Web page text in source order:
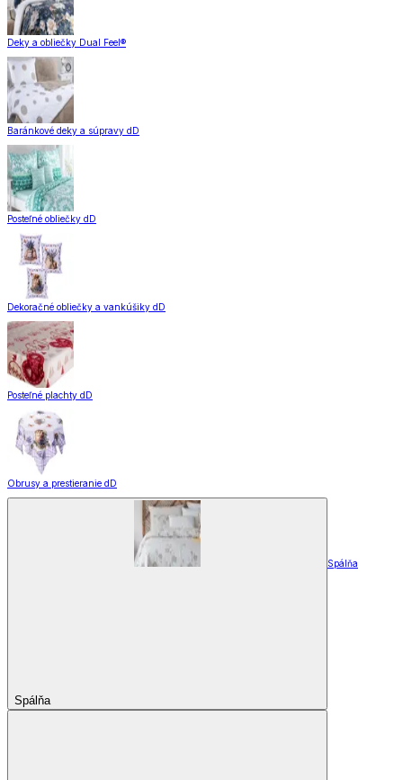
Deky a obliečky Dual Feel®
Baránkové deky a súpravy dD
Posteľné obliečky dD
Dekoračné obliečky a vankúšiky dD
Posteľné plachty dD
Obrusy a prestieranie dD
Spálňa
Spálňa